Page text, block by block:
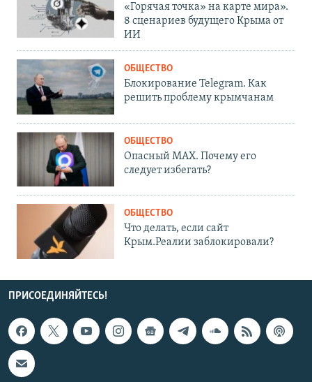
«Горячая точка» на карте мира».
8 сценариев будущего Крыма от
ИИ
ОБЩЕСТВО
Блокирование Telegram. Как
решить проблему крымчанам
ОБЩЕСТВО
Опасный MAX. Почему его
следует избегать?
ОБЩЕСТВО
Что делать, если сайт
Крым.Реалии заблокировали?
ПРИСОЕДИНЯЙТЕСЬ!